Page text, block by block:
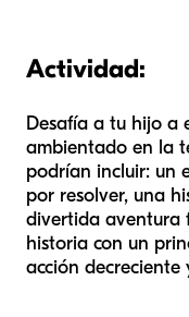
Actividad:
Desafía a tu hijo a
ambientado en la
podrían incluir: un
por resolver, una
divertida aventura
historia con un
acción decreciente